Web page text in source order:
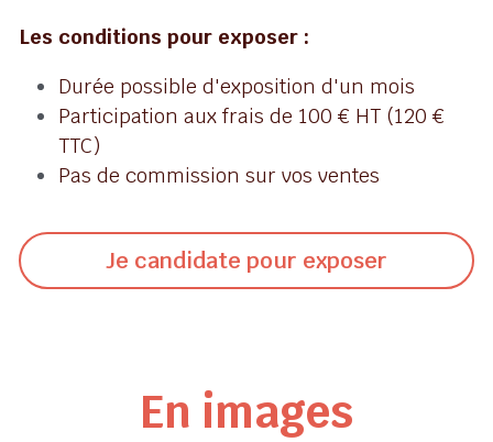
Les conditions pour exposer :
Durée possible d'exposition d'un mois
Participation aux frais de 100 € HT (120 €
TTC)
Pas de commission sur vos ventes
Je candidate pour exposer
En images